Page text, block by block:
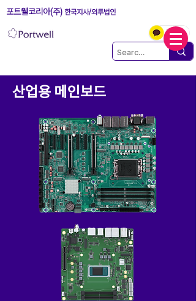
포트웰코리아(주) 한국지사/외투법인
​산업용 메인보드